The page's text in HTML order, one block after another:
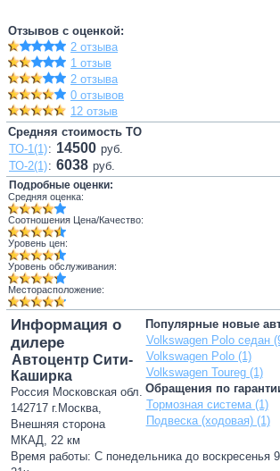
Отзывов с оценкой:
2 отзыва
1 отзыв
2 отзыва
0 отзывов
12 отзыв
Средняя стоимость ТО
ТО-1(1): 14500 руб.
ТО-2(1): 6038 руб.
Подробные оценки:
Средняя оценка:
Соотношения Цена/Качество:
Уровень цен:
Уровень обслуживания:
Месторасположение:
Популярные новые
Volkswagen Polo седан
Volkswagen Polo (1)
Volkswagen Toureg (1)
Обращения по
Тормозная система (1)
Подвеска (ходовая) (1)
Информация о
дилере
Автоцентр Сити-
Каширка
Россия Московская обл.
142717 г.Москва,
Внешняя сторона
МКАД, 22 км
Время работы: С понедельника до воскресенья